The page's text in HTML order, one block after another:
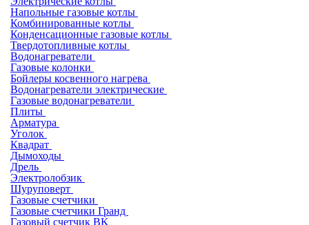
Напольные газовые котлы
Комбинированные котлы
Конденсационные газовые котлы
Твердотопливные котлы
Водонагреватели
Газовые колонки
Бойлеры косвенного нагрева
Водонагреватели электрические
Газовые водонагреватели
Плиты
Арматура
Уголок
Квадрат
Дымоходы
Дрель
Электролобзик
Шуруповерт
Газовые счетчики
Газовые счетчики Гранд
Газовый счетчик BK